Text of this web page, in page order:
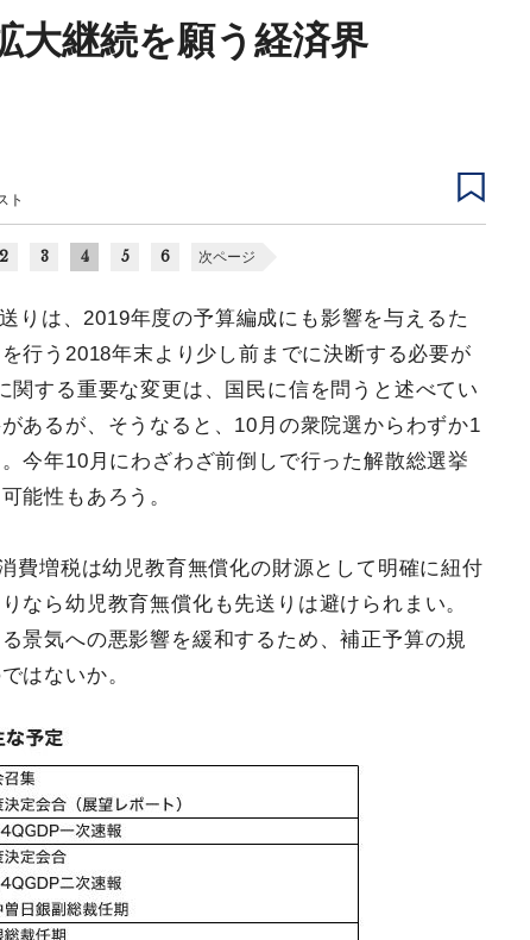
大継続を願う経済界
ト
2 3 4 5 6 次ページ
りは、2019年度の予算編成にも影響を与えるた
行う2018年末より少し前までに決断する必要が
する重要な変更は、国民に信を問うと述べてい
あるが、そうなると、10月の衆院選からわずか1
今年10月にわざわざ前倒しで行った解散総選挙
能性もあろう。
費増税は幼児教育無償化の財源として明確に紐付
なら幼児教育無償化も先送りは避けられまい。
景気への悪影響を緩和するため、補正予算の規
はないか。